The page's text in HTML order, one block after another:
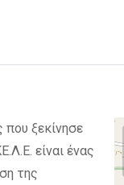
ξεκίνησε
είναι ένας
της